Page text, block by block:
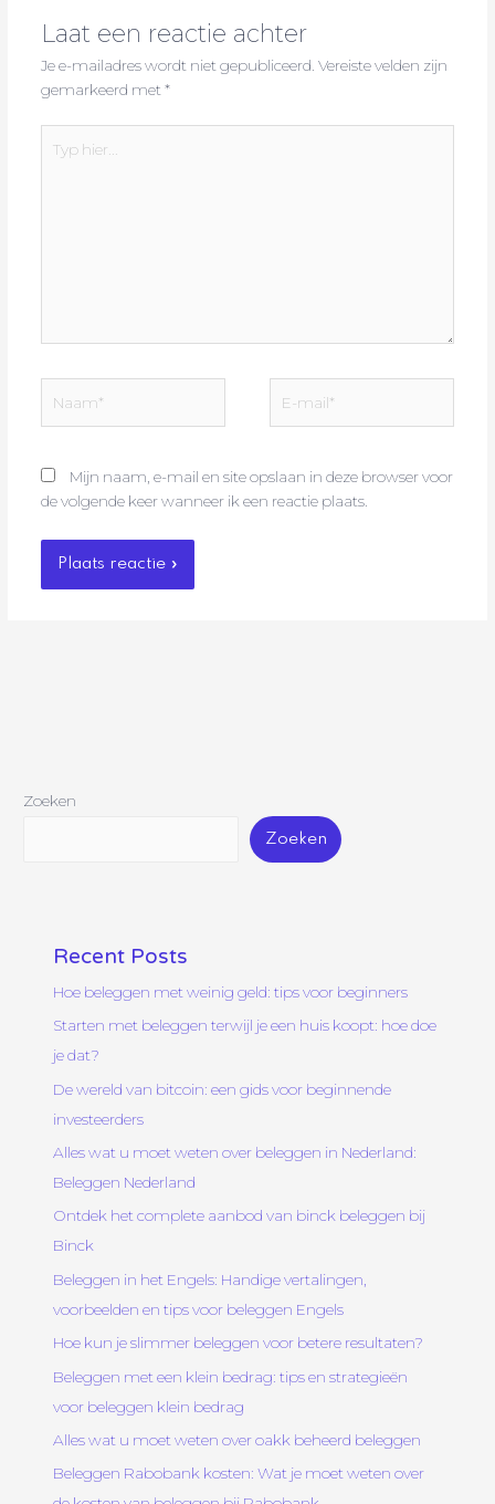
Laat een reactie achter
Je e-mailadres wordt niet gepubliceerd. Vereiste velden zijn
gemarkeerd met*
hier...
mail*
Mijn naam, e-mail en site opslaan in deze browser voor
de volgende keer wanneer ik een reactie plaats.
Zoeken
Zoeken
Recent Posts
Hoe beleggen met weinig geld: tips voor beginners
Starten met beleggen terwijl je een huis koopt: hoe doe
je dat?
De wereld van bitcoin: een gids voor beginnende
investeerders
Alles wat u moet weten over beleggen in Nederland:
Beleggen Nederland
Ontdek het complete aanbod van binck beleggen bij
Binck
Beleggen in het Engels: Handige vertalingen,
voorbeelden en tips voor beleggen Engels
Hoe kun je slimmer beleggen voor betere resultaten?
Beleggen met een klein bedrag: tips en strategieën
voor beleggen klein bedrag
Alles wat u moet weten over oakk beheerd beleggen
Beleggen Rabobank kosten: Wat je moet weten over